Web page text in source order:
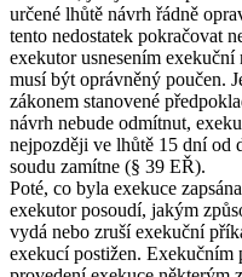
určené lhůtě návrh řádně
tento nedostatek pokračovat
exekutor usnesením
musí být oprávněný poučen.
zákonem stanovené
návrh nebude odmítnut,
nejpozději ve lhůtě 15 dní od
soudu zamítne (§ 39 EŘ).
Poté, co byla exekuce
exekutor posoudí, jakým
vydá nebo zruší exekuční
exekucí postižen. Exekučním